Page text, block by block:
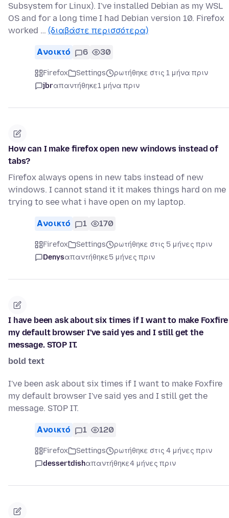
Subsystem for Linux). I've installed Debian as my WSL
OS and for a long time I had Debian version 10. Firefox
worked … (διαβάστε περισσότερα)
Ανοικτό 6 30
Firefox Settings
ρωτήθηκε στις 1 μήνα πριν
jbrαπαντήθηκε1 μήνα πριν
How can I make firefox open new windows instead of
tabs?
Firefox always opens in new tabs instead of new
windows. I cannot stand it it makes things hard on me
trying to see what i have open on my laptop.
Ανοικτό 1 170
Firefox Settings
ρωτήθηκε στις 5 μήνες πριν
Denysαπαντήθηκε5 μήνες πριν
I have been ask about six times if I want to make Foxfire
my default browser I've said yes and I still get the
message. STOP IT.
bold text
I've been ask about six times if I want to make Foxfire
my default browser I've said yes and I still get the
message. STOP IT.
Ανοικτό 1 120
Firefox Settings
ρωτήθηκε στις 4 μήνες πριν
dessertdishαπαντήθηκε4 μήνες πριν